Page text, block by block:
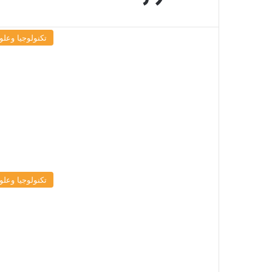
تكنولوجيا
تكنولوجيا